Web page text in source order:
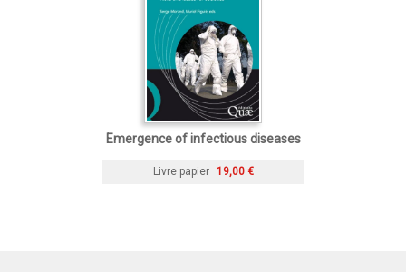
Emergence of infectious diseases
Livre papier 19,00 €